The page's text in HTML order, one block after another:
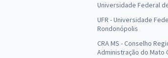
Universidade Federal
UFR - Universidade
Rondonópolis
CRA MS - Conselho
Administração do Mato